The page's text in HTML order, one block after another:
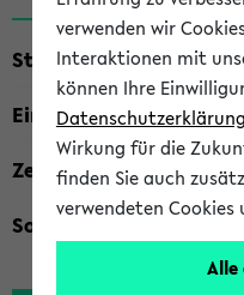
Studienfach
Einrichtung
Zeiten
Sonstiges
verwenden wir
Interaktionen mit
können Ihre
Datenschutzerklärung
Wirkung für die
finden Sie auch
verwendeten Cookies